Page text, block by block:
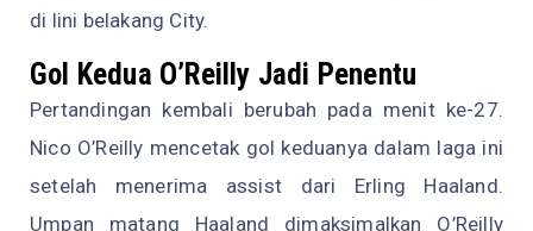
di lini belakang City.
Gol Kedua O’Reilly Jadi Penentu
Pertandingan kembali berubah pada menit ke-27.
Nico O’Reilly mencetak gol keduanya dalam laga ini
setelah menerima assist dari Erling Haaland.
Umpan matang Haaland dimaksimalkan O’Reilly